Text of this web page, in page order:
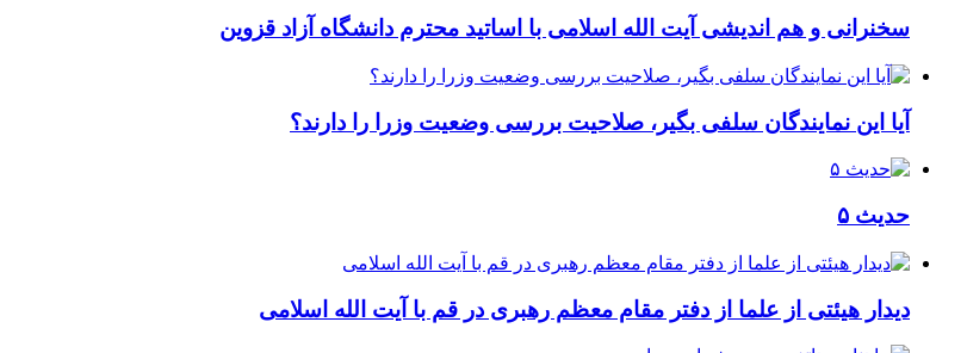
سخنرانی و هم اندیشی آیت الله اسلامی با اساتید محترم دانشگاه آزاد قزوین
آیا این نمایندگان سلفی بگیر، صلاحیت بررسی وضعیت وزرا را دارند؟
حدیث ۵
دیدار هیئتی از علما از دفتر مقام معظم رهبری در قم با آیت الله اسلامی